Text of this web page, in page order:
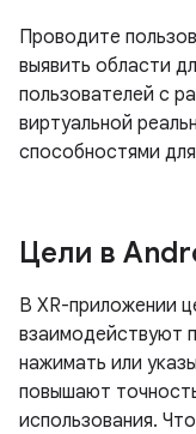
Проводите
выявить области
пользователей с
виртуальной
способностями
Цели в
В XR-приложении
взаимодействуют
нажимать или
повышают
использования.